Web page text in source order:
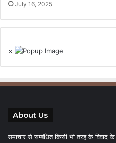
July 16, 2025
×
About Us
समाचार से सम्बंधित किसी भी तरह के विवाद